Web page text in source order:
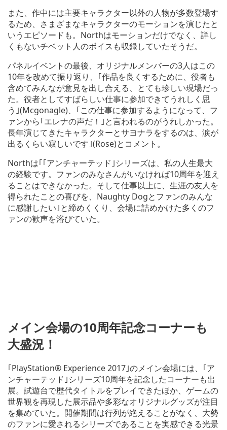
また、作中には主要キャラクター以外の人物が多数登場す
るため、さまざまなキャラクターのモーションを演じたと
いうエピソードも。Northはモーションだけでなく、詳し
くもないチベット人のボイスも収録していたそうだ。
パネルイベントの最後、オリジナルメンバーの3人はこの
10年を改めて振り返り、｢作品を良くするために、役者も
含めてみんなが意見を出し合える、とても珍しい現場だっ
た。役者としてすばらしい仕事に参加できてうれしく思
う｣(Mcgonagle)、｢この仕事に参加するようになって、フ
ァンから｢エレナの声だ！｣と言われるのがうれしかった。
長年演じてきたキャラクターとサヨナラをするのは、涙が
出るくらい寂しいです｣(Rose)とコメント。
Northは｢｢アンチャーテッド｣シリーズは、私の人生最大
の経験です。ファンのみなさんがいなければ10周年を迎え
ることはできなかった。そして仕事以上に、生涯の友人を
得られたことの喜びを、Naughty Dogとファンのみんな
に感謝したい｣と締めくくり、会場に詰めかけた多くのフ
ァンの歓声を浴びていた。
メイン会場の10周年記念コーナーも
大盛況！
｢PlayStation® Experience 2017｣のメイン会場には、｢ア
ンチャーテッド｣シリーズ10周年を記念したコーナーも出
展。試遊台で歴代タイトルをプレイできたほか、ゲームの
世界観を再現した展示品や多彩なオリジナルグッズが注目
を集めていた。開催期間は行列が絶えることがなく、大勢
のファンに愛されるシリーズであることを実感できる光景